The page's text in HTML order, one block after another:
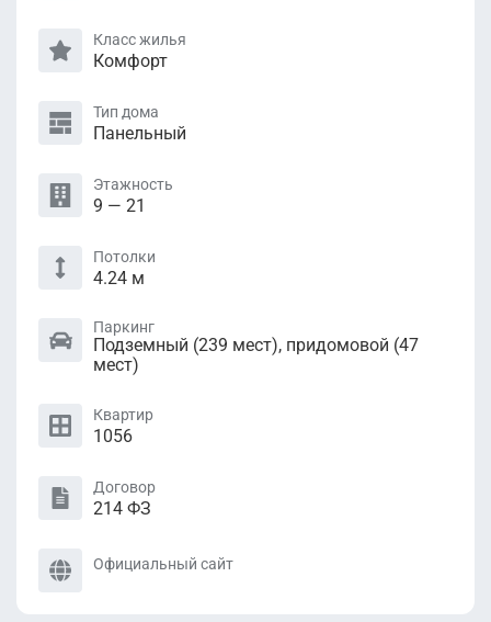
Класс жилья
Комфорт
Тип дома
Панельный
Этажность
9 — 21
Потолки
4.24 м
Паркинг
Подземный (239 мест), придомовой (47
мест)
Квартир
1056
Договор
214 ФЗ
Официальный сайт